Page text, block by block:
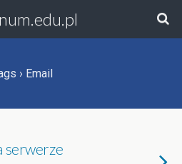
› Email
serwerze